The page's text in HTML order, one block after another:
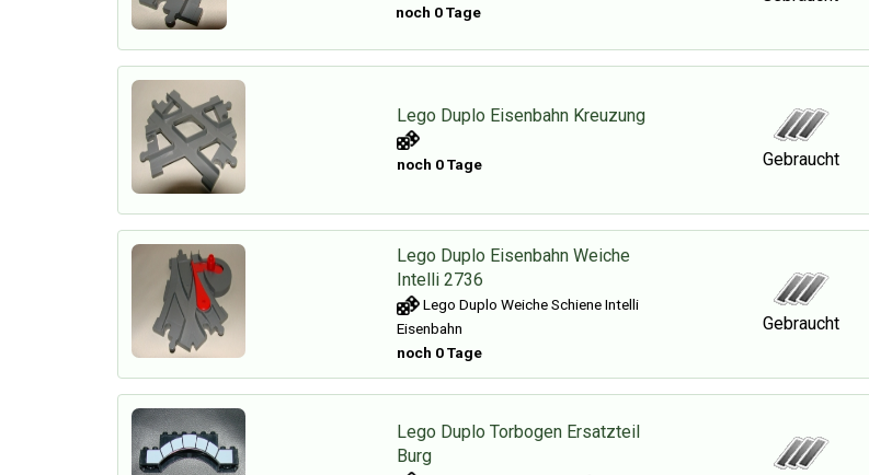
noch 0 Tage
Lego Duplo Eisenbahn Kreuzung
noch 0 Tage Gebraucht
Lego Duplo Eisenbahn Weiche
Intelli 2736
Lego Duplo Weiche Schiene Intelli
Eisenbahn
noch 0 Tage
Gebraucht
Lego Duplo Torbogen Ersatzteil
Burg